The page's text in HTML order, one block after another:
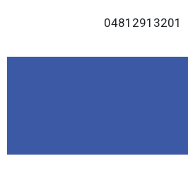
04812913201